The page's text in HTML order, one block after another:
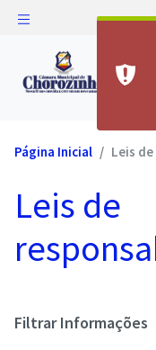
Página Inicial Leis
Leis de
Filtrar Informações